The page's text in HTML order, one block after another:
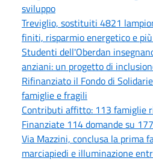
sviluppo
Treviglio, sostituiti 4821
finiti, risparmio energetico e
Studenti dell'Oberdan
anziani: un progetto di
Rifinanziato il Fondo di
famiglie e fragili
Contributi affitto: 113 famiglie
Finanziate 114 domande su 177
Via Mazzini, conclusa la prima
marciapiedi e illuminazione